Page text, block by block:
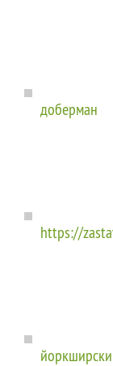
доберман
https://